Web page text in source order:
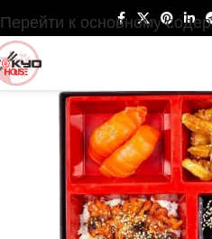
Перейти к основному